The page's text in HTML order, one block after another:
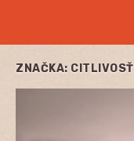
ZNAČKA: CITLIVOSŤ